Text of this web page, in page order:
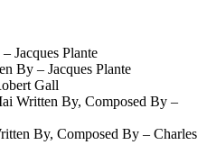
Jacques Plante
By – Jacques Plante
Gall
Written By, Composed By –
By, Composed By – Charles